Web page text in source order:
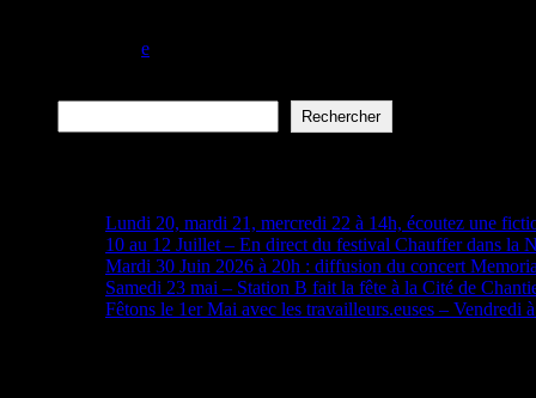
Rechercher
Lundi 20, mardi 21, mercredi 22 à 14h, écoutez une
10 au 12 Juillet – En direct du festival Chauffer dans la
Mardi 30 Juin 2026 à 20h : diffusion du concert
Samedi 23 mai – Station B fait la fête à la Cité de
Fêtons le 1er Mai avec les travailleurs.euses – Vendredi